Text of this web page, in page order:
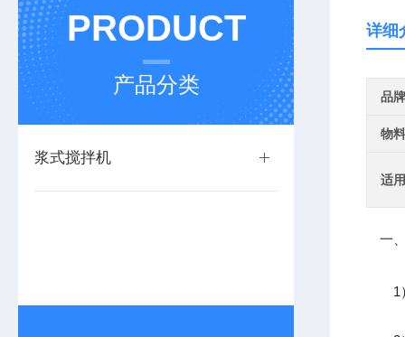
PRODUCT
产品分类
浆式搅拌机
详细
品牌
物
适
一
1）